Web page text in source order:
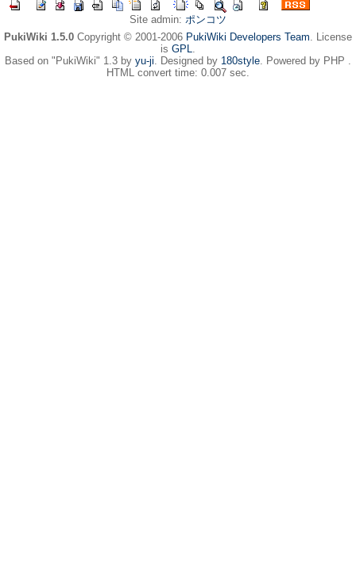
Site admin: ポンコツ
PukiWiki 1.5.0 Copyright © 2001-2006 PukiWiki Developers Team. License
is GPL.
Based on "PukiWiki" 1.3 by yu-ji. Designed by 180style. Powered by PHP .
HTML convert time: 0.007 sec.